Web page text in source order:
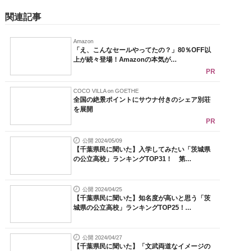
関連記事
Amazon
「え、こんなセールやってたの？」80％OFF以
上が続々登場！Amazonの本気が...
PR
COCO VILLA on GOETHE
全国の絶景ポイントにサウナ付きのシェア別荘
を展開
PR
公開 2024/05/09
【千葉県民に聞いた】入学してみたい「茨城県
の公立高校」ランキングTOP31！ 第...
公開 2024/04/25
【千葉県民に聞いた】知名度が高いと思う「茨
城県の公立高校」ランキングTOP25！...
公開 2024/04/27
【千葉県民に聞いた】「文武両道なイメージの